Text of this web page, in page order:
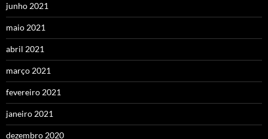
junho 2021
maio 2021
abril 2021
março 2021
fevereiro 2021
janeiro 2021
dezembro 2020